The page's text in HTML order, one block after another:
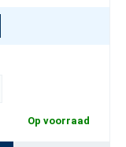
Op voorraad